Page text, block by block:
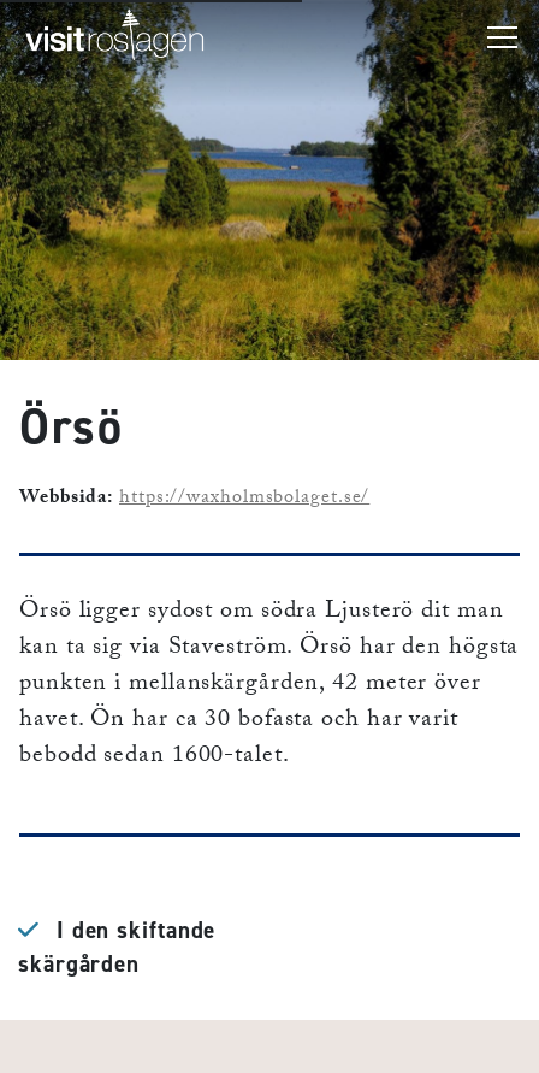
Örsö
Webbsida: https://waxholmsbolaget.se/
Örsö ligger sydost om södra Ljusterö dit man
kan ta sig via Staveström. Örsö har den högsta
punkten i mellanskärgården, 42 meter över
havet. Ön har ca 30 bofasta och har varit
bebodd sedan 1600-talet.
I den skiftande
skärgården